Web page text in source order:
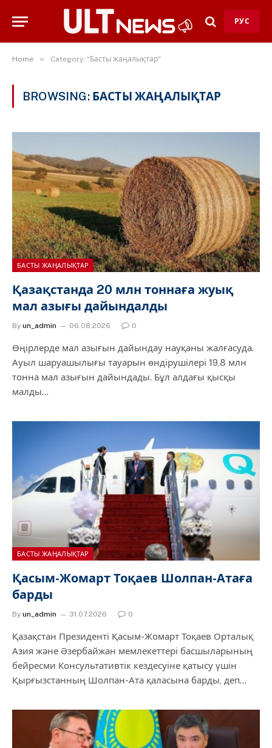
РУС
Home » Category: "Басты жаңалықтар"
BROWSING: БАСТЫ ЖАҢАЛЫҚТАР
БАСТЫ ЖАҢАЛЫҚТАР
Қазақстанда 20 млн тоннаға жуық
мал азығы дайындалды
By un_admin 06.08.2026 0
Өңірлерде мал азығын дайындау науқаны жалғасуда.
Ауыл шаруашылығы тауарын өндірушілері 19,8 млн
тонна мал азығын дайындады. Бұл алдағы қысқы
малды…
БАСТЫ ЖАҢАЛЫҚТАР
Қасым-Жомарт Тоқаев Шолпан-Атаға
барды
By un_admin 31.07.2026 0
Қазақстан Президенті Қасым-Жомарт Тоқаев Орталық
Азия және Әзербайжан мемлекеттері басшыларының
бейресми Консультативтік кездесуіне қатысу үшін
Қырғызстанның Шолпан-Ата қаласына барды, деп…